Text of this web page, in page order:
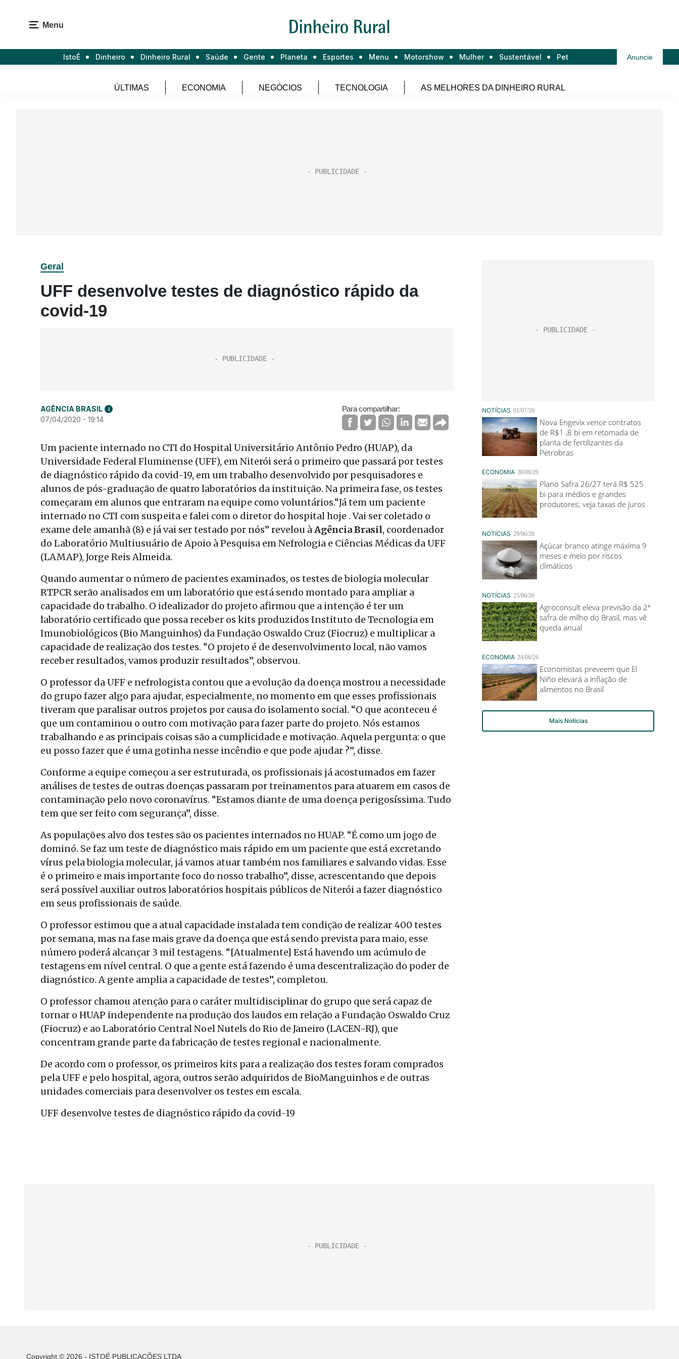
Menu
IstoÉ Dinheiro Dinheiro Rural Saúde Gente Planeta Esportes Menu Motorshow Mulher Sustentável Pet Anuncie
ÚLTIMAS ECONOMIA NEGÓCIOS TECNOLOGIA AS MELHORES DA DINHEIRO RURAL
Geral
UFF desenvolve testes de diagnóstico rápido da
covid-19
AGÊNCIA BRASIL i
07/04/2020 - 19:14
Para compartilhar:
Um paciente internado no CTI do Hospital Universitário Antônio Pedro (HUAP), da
Universidade Federal Fluminense (UFF), em Niterói será o primeiro que passará por testes
de diagnóstico rápido da covid-19, em um trabalho desenvolvido por pesquisadores e
alunos de pós-graduação de quatro laboratórios da instituição. Na primeira fase, os testes
começaram em alunos que entraram na equipe como voluntários.“Já tem um paciente
internado no CTI com suspeita e falei com o diretor do hospital hoje . Vai ser coletado o
exame dele amanhã (8) e já vai ser testado por nós” revelou àAgência Brasil, coordenador
do Laboratório Multiusuário de Apoio à Pesquisa em Nefrologia e Ciências Médicas da UFF
(LAMAP), Jorge Reis Almeida.
Quando aumentar o número de pacientes examinados, os testes de biologia molecular
RTPCR serão analisados em um laboratório que está sendo montado para ampliar a
capacidade do trabalho. O idealizador do projeto afirmou que a intenção é ter um
laboratório certificado que possa receber os kits produzidos Instituto de Tecnologia em
Imunobiológicos (Bio Manguinhos) da Fundação Oswaldo Cruz (Fiocruz) e multiplicar a
capacidade de realização dos testes. “O projeto é de desenvolvimento local, não vamos
receber resultados, vamos produzir resultados”, observou.
O professor da UFF e nefrologista contou que a evolução da doença mostrou a necessidade
do grupo fazer algo para ajudar, especialmente, no momento em que esses profissionais
tiveram que paralisar outros projetos por causa do isolamento social. “O que aconteceu é
que um contaminou o outro com motivação para fazer parte do projeto. Nós estamos
trabalhando e as principais coisas são a cumplicidade e motivação. Aquela pergunta: o que
eu posso fazer que é uma gotinha nesse incêndio e que pode ajudar ?”, disse.
Conforme a equipe começou a ser estruturada, os profissionais já acostumados em fazer
análises de testes de outras doenças passaram por treinamentos para atuarem em casos de
contaminação pelo novo coronavírus. “Estamos diante de uma doença perigosíssima. Tudo
tem que ser feito com segurança”, disse.
As populações alvo dos testes são os pacientes internados no HUAP. “É como um jogo de
dominó. Se faz um teste de diagnóstico mais rápido em um paciente que está excretando
vírus pela biologia molecular, já vamos atuar também nos familiares e salvando vidas. Esse
é o primeiro e mais importante foco do nosso trabalho”, disse, acrescentando que depois
será possível auxiliar outros laboratórios hospitais públicos de Niterói a fazer diagnóstico
em seus profissionais de saúde.
O professor estimou que a atual capacidade instalada tem condição de realizar 400 testes
por semana, mas na fase mais grave da doença que está sendo prevista para maio, esse
número poderá alcançar 3 mil testagens. “[Atualmente] Está havendo um acúmulo de
testagens em nível central. O que a gente está fazendo é uma descentralização do poder de
diagnóstico. A gente amplia a capacidade de testes”, completou.
O professor chamou atenção para o caráter multidisciplinar do grupo que será capaz de
tornar o HUAP independente na produção dos laudos em relação a Fundação Oswaldo Cruz
(Fiocruz) e ao Laboratório Central Noel Nutels do Rio de Janeiro (LACEN-RJ), que
concentram grande parte da fabricação de testes regional e nacionalmente.
De acordo com o professor, os primeiros kits para a realização dos testes foram comprados
pela UFF e pelo hospital, agora, outros serão adquiridos de BioManguinhos e de outras
unidades comerciais para desenvolver os testes em escala.
UFF desenvolve testes de diagnóstico rápido da covid-19
Copyright © 2026 - ISTOÉ PUBLICAÇÕES LTDA